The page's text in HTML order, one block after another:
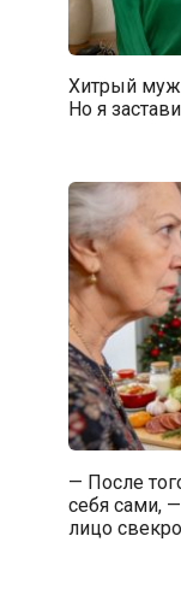
Хитрый муж
Но я
— После
себя сами,
лицо